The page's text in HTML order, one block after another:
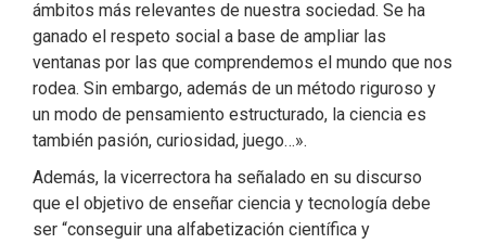
ámbitos más relevantes de nuestra sociedad. Se ha
ganado el respeto social a base de ampliar las
ventanas por las que comprendemos el mundo que nos
rodea. Sin embargo, además de un método riguroso y
un modo de pensamiento estructurado, la ciencia es
también pasión, curiosidad, juego…».
Además, la vicerrectora ha señalado en su discurso
que el objetivo de enseñar ciencia y tecnología debe
ser “conseguir una alfabetización científica y